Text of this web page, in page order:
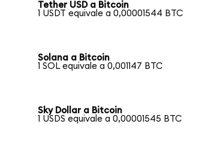
Tether USD a Bitcoin
1 USDT equivale a 0,00001544 BTC
Solana a Bitcoin
1 SOL equivale a 0,001147 BTC
Sky Dollar a Bitcoin
1 USDS equivale a 0,00001545 BTC